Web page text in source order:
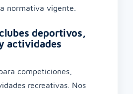
normativa vigente.
deportivos,
actividades
competiciones,
recreativas. Nos